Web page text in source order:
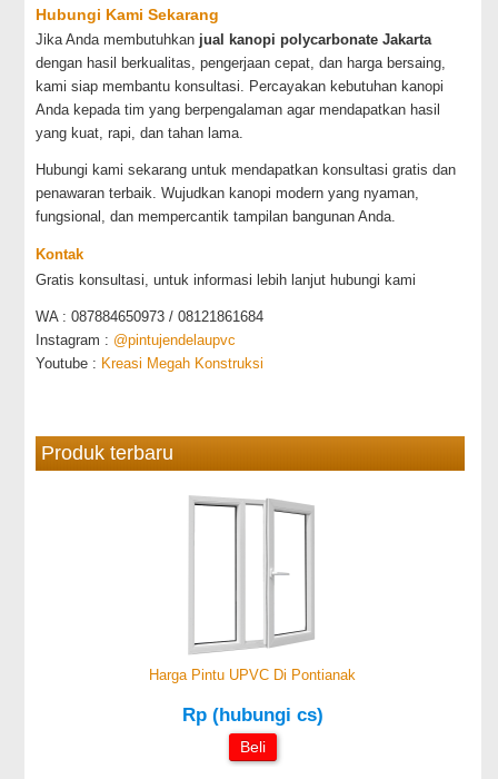
Hubungi Kami Sekarang
Jika Anda membutuhkan jual kanopi polycarbonate Jakarta
dengan hasil berkualitas, pengerjaan cepat, dan harga bersaing,
kami siap membantu konsultasi. Percayakan kebutuhan kanopi
Anda kepada tim yang berpengalaman agar mendapatkan hasil
yang kuat, rapi, dan tahan lama.
Hubungi kami sekarang untuk mendapatkan konsultasi gratis dan
penawaran terbaik. Wujudkan kanopi modern yang nyaman,
fungsional, dan mempercantik tampilan bangunan Anda.
Kontak
Gratis konsultasi, untuk informasi lebih lanjut hubungi kami
WA : 087884650973 / 08121861684
Instagram : @pintujendelaupvc
Youtube : Kreasi Megah Konstruksi
Produk terbaru
Harga Pintu UPVC Di Pontianak
Rp (hubungi cs)
Beli